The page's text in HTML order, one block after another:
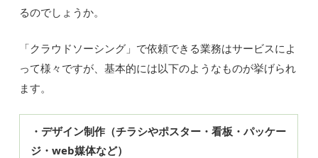
るのでしょうか。
「クラウドソーシング」で依頼できる業務はサービスによ
って様々ですが、基本的には以下のようなものが挙げられ
ます。
・デザイン制作（チラシやポスター・看板・パッケー
ジ・web媒体など）